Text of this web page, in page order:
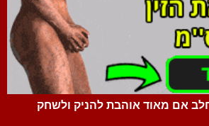
אם מאוד אוהבת להניק ולשחק